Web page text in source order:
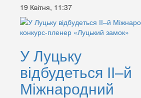
19 Квітня, 11:37
У Луцьку
відбудеться ІІ–й
Міжнародний